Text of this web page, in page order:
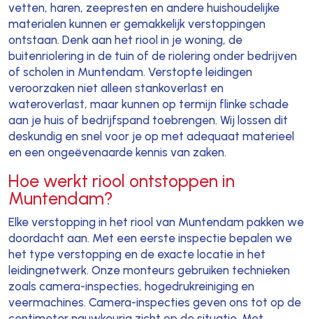
vetten, haren, zeepresten en andere huishoudelijke
materialen kunnen er gemakkelijk verstoppingen
ontstaan. Denk aan het riool in je woning, de
buitenriolering in de tuin of de riolering onder bedrijven
of scholen in Muntendam. Verstopte leidingen
veroorzaken niet alleen stankoverlast en
wateroverlast, maar kunnen op termijn flinke schade
aan je huis of bedrijfspand toebrengen. Wij lossen dit
deskundig en snel voor je op met adequaat materieel
en een ongeëvenaarde kennis van zaken.
Hoe werkt riool ontstoppen in
Muntendam?
Elke verstopping in het riool van Muntendam pakken we
doordacht aan. Met een eerste inspectie bepalen we
het type verstopping en de exacte locatie in het
leidingnetwerk. Onze monteurs gebruiken technieken
zoals camera-inspecties, hogedrukreiniging en
veermachines. Camera-inspecties geven ons tot op de